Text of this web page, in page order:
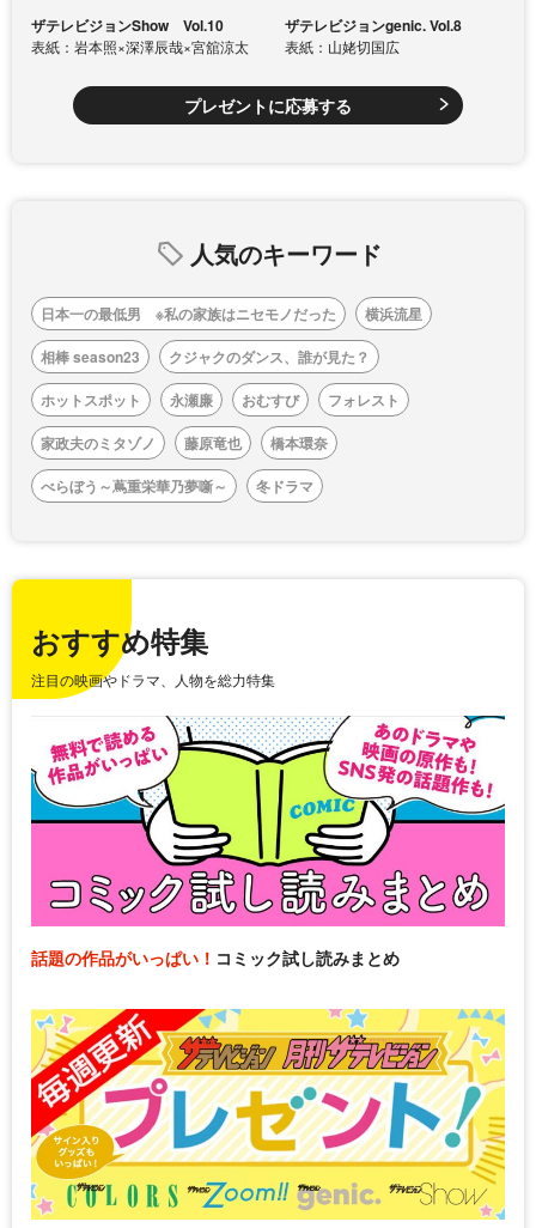
ザテレビジョンShow Vol.10
表紙：岩本照×深澤辰哉×宮舘涼太
ザテレビジョンgenic. Vol.8
表紙：山姥切国広
プレゼントに応募する
人気のキーワード
日本一の最低男 ※私の家族はニセモノだった
横浜流星
相棒 season23
クジャクのダンス、誰が見た？
ホットスポット
永瀬廉 おむすび
フォレスト
家政夫のミタゾノ
藤原竜也
橋本環奈
べらぼう～蔦重栄華乃夢噺～
冬ドラマ
おすすめ特集
注目の映画やドラマ、人物を総力特集
話題の作品がいっぱい！ コミック試し読みまとめ